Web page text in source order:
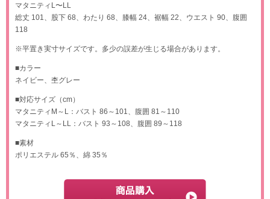
マタニティL〜LL
総丈 101、股下 68、わたり 68、膝幅 24、裾幅 22、ウエスト 90、腹囲
118
※平置き実寸サイズです。多少の誤差が生じる場合があります。
■カラー
ネイビー、杢グレー
■対応サイズ（cm）
マタニティM～L：バスト 86～101、腹囲 81～110
マタニティL～LL：バスト 93～108、腹囲 89～118
■素材
ポリエステル 65％、綿 35％